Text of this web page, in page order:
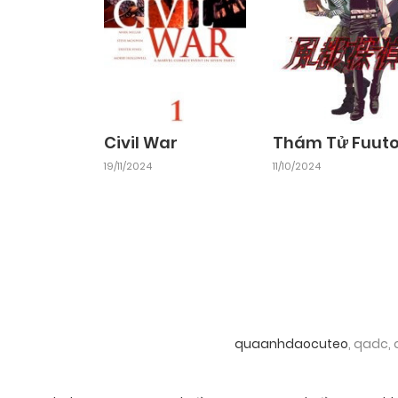
Chapter 85 24/09/2024
Chapter 83
Civil War
19/11/2024
Thám Tử Fuuto
11/10/2024
quaanhdaocuteo, qadc,